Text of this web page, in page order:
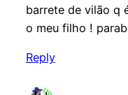
barrete de vilão q
o meu filho !
Reply